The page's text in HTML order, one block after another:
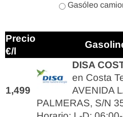
Gasóleo
Precio
€/l
1,499
DISA
en Costa
AVENIDA
PALMERAS, S/N